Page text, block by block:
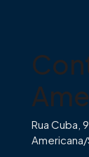
Rua Cuba,
Americana/